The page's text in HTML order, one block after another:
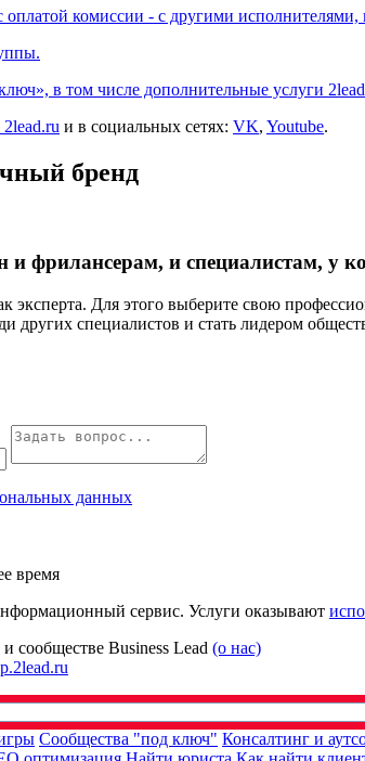
оплатой комиссии - с другими исполнителями,
в том числе дополнительные услуги
и в социальных сетях: VK, Youtube.
бренд
фрилансерам, и специалистам, у
эксперта. Для этого выберите свою
других специалистов и стать лидером
данных
время
сервис. Услуги оказывают
сообществе Business Lead (о нас)
Сообщества "под ключ" Консалтинг и